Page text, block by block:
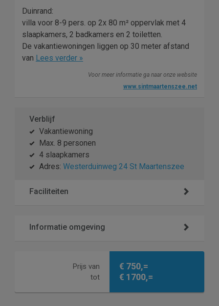
Duinrand:
villa voor 8-9 pers. op 2x 80 m² oppervlak met 4
slaapkamers, 2 badkamers en 2 toiletten.
De vakantiewoningen liggen op 30 meter afstand
van Lees verder »
Voor meer informatie ga naar onze website
www.sintmaartenszee.net
Verblijf
Vakantiewoning
Max. 8 personen
4 slaapkamers
Adres: Westerduinweg 24 St Maartenszee
Faciliteiten
Informatie omgeving
Prijs van
tot
€ 750,=
€ 1700,=